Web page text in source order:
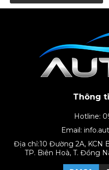
Thông
Hotline:
Email:
Địa chỉ:10 Đường 2A, KCN
TP. Biên Hoà, T. Đồng